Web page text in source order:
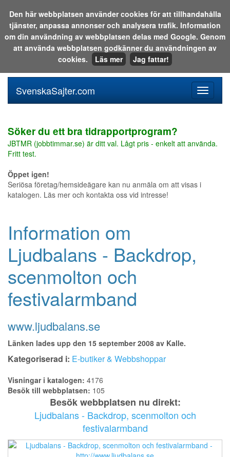
Sök i katalogen eller på webben:
meny
SvenskaSajter.com
Söker du ett bra tidrapportprogram?
JBTMR (jobbtimmar.se) är ditt val. Lågt pris - enkelt att använda.
Fritt test.
Öppet igen!
Seriösa företag/hemsideägare kan nu anmäla om att visas i
katalogen. Läs mer och kontakta oss vid intresse!
Information om
Ljudbalans - Backdrop,
scenmolton och
festivalarmband
www.ljudbalans.se
Länken lades upp den 15 september 2008 av Kalle.
Kategoriserad i: E-butiker & Webbshoppar
Visningar i katalogen: 4176
Besök till webbplatsen: 105
Besök webbplatsen nu direkt:
Ljudbalans - Backdrop, scenmolton och
festivalarmband
Den här webbplatsen använder cookies för att tillhandahålla
tjänster, anpassa annonser och analysera trafik. Information
om din användning av webbplatsen delas med Google. Genom
att använda webbplatsen godkänner du användningen av
cookies.
Läs mer Jag fattar!